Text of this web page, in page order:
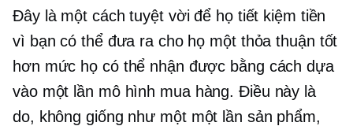
Đây là một cách tuyệt vời để họ tiết kiệm tiền
vì bạn có thể đưa ra cho họ một thỏa thuận tốt
hơn mức họ có thể nhận được bằng cách dựa
vào một lần mô hình mua hàng. Điều này là
do, không giống như một một lần sản phẩm,